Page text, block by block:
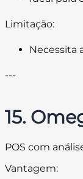
Limitação:
Necessita
---
15.
POS com
Vantagem: